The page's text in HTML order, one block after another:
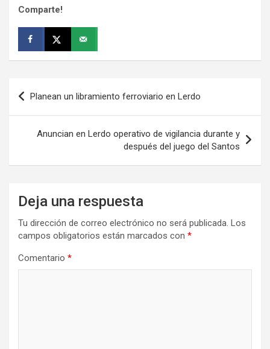
Comparte!
Navegación
de
entradas
Planean un libramiento ferroviario en Lerdo
Anuncian en Lerdo operativo de vigilancia durante y
después del juego del Santos
Deja una respuesta
Tu dirección de correo electrónico no será publicada. Los
campos obligatorios están marcados con *
Comentario *